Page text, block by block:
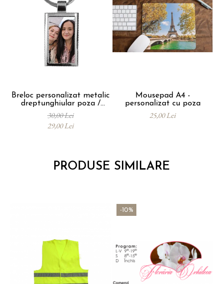
Breloc personalizat metalic
dreptunghiular poza /
mesaj
30,00 Lei
29,00 Lei
Mousepad A4 -
personalizat cu poza
25,00 Lei
PRODUSE SIMILARE
-10%